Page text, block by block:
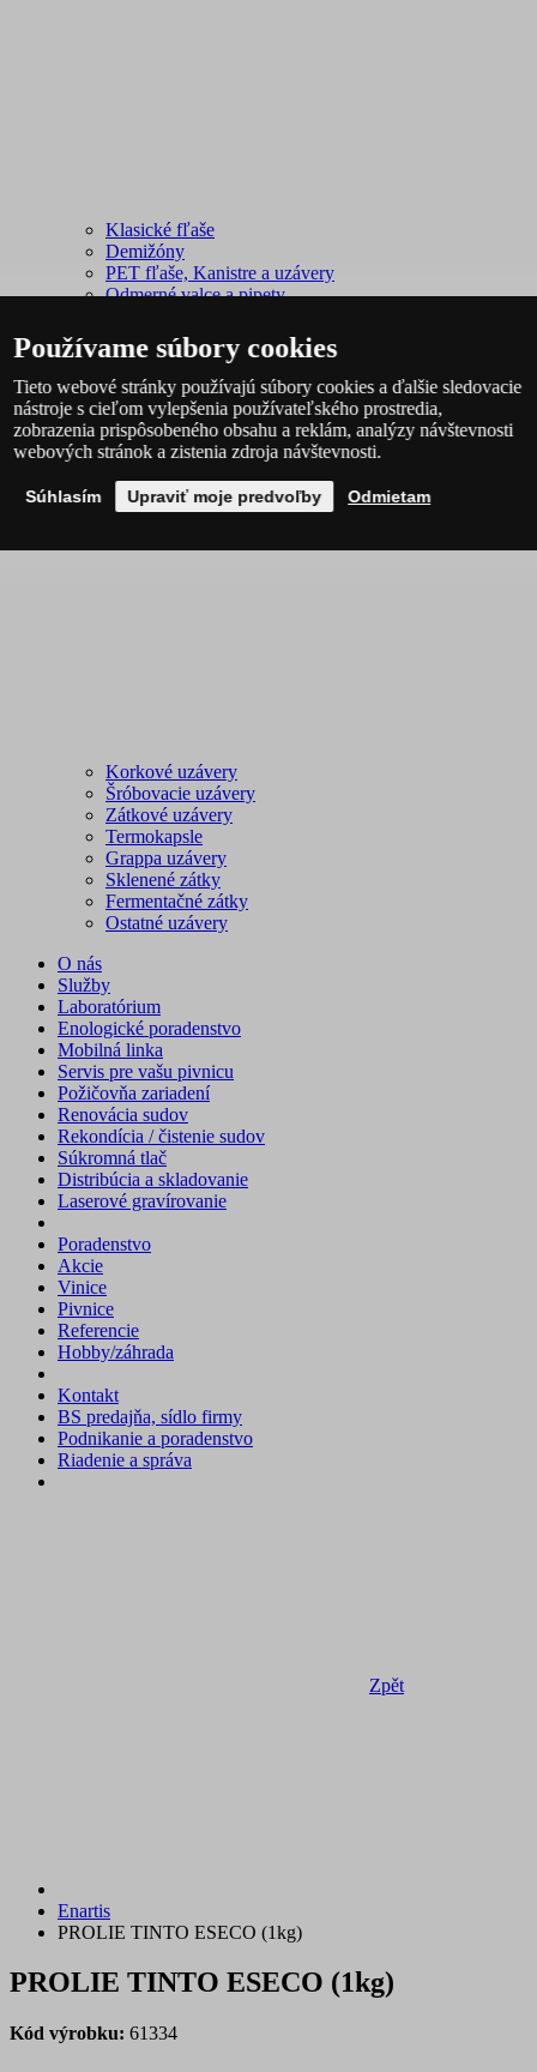
Klasické fľaše
Demižóny
PET fľaše, Kanistre a uzávery
Odmerné valce a pipety
Sudy a alternatívy sudov
Poháre
Uzávery, zátky a termokapsle
Korkové uzávery
Šróbovacie uzávery
Zátkové uzávery
Termokapsle
Grappa uzávery
Sklenené zátky
Fermentačné zátky
Ostatné uzávery
O nás
Služby
Laboratórium
Enologické poradenstvo
Mobilná linka
Servis pre vašu pivnicu
Požičovňa zariadení
Renovácia sudov
Rekondícia / čistenie sudov
Súkromná tlač
Distribúcia a skladovanie
Laserové gravírovanie
Poradenstvo
Akcie
Vinice
Pivnice
Referencie
Hobby/záhrada
Kontakt
BS predajňa, sídlo firmy
Podnikanie a poradenstvo
Riadenie a správa
Zpět
Enartis
PROLIE TINTO ESECO (1kg)
PROLIE TINTO ESECO (1kg)
Kód výrobku: 61334
Používame súbory cookies
Tieto webové stránky používajú súbory cookies a ďalšie sledovacie
nástroje s cieľom vylepšenia používateľského prostredia,
zobrazenia prispôsobeného obsahu a reklám, analýzy návštevnosti
webových stránok a zistenia zdroja návštevnosti.
Súhlasím Upraviť moje predvoľby Odmietam